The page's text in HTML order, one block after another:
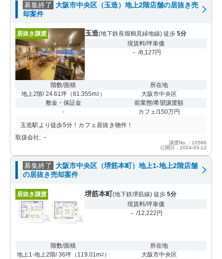
募集終了
大阪市中央区（玉造）地上2階店舗の居抜き売
却案件
居抜き譲渡 玉造(地下鉄長堀鶴見緑地線) 徒歩 5分
現賃料/坪単価
－ /8,127円
階数/面積
地上2階/ 24.61坪（81.355m2 ）
所在地
大阪市中央区
敷金・保証金
-
前業態/希望譲渡額
カフェ/150万円
玉造駅より徒歩5分！カフェ居抜き物件！
取扱会社: －
譲渡No.：10580
公開日：2024-03-12
募集終了
大阪市中央区（堺筋本町）地上1-地上2階店舗
の居抜き売却案件
居抜き譲渡 堺筋本町(地下鉄堺筋線) 徒歩 5分
現賃料/坪単価
－ /12,222円
階数/面積
地上1-地上2階/ 36坪（ 119.01m2 ）
所在地
大阪市中央区